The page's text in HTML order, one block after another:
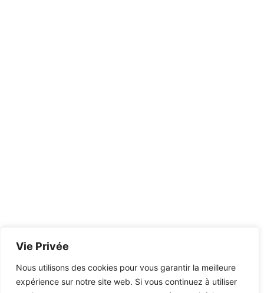
Vie Privée
Nous utilisons des cookies pour vous garantir la meilleure
expérience sur notre site web. Si vous continuez à utiliser